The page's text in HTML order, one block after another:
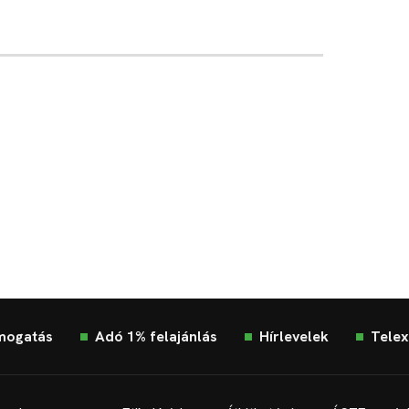
Adó 1% felajánlás Hírlevelek